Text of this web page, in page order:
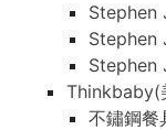
Stephen
Stephen
Stephen
Thinkbaby(
不鏽鋼餐